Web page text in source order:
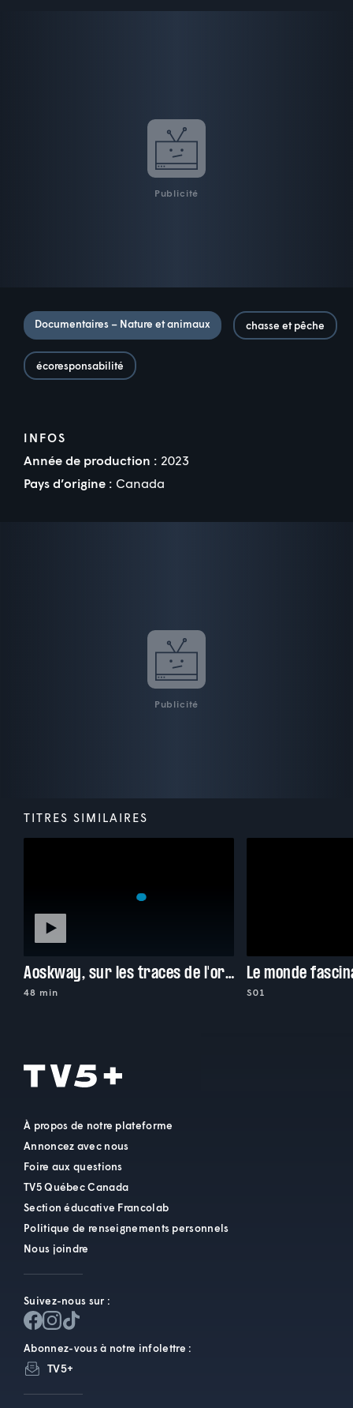
Publicité
Documentaires – Nature et animaux chasse et pêche
écoresponsabilité
INFOS
Année de production : 2023
Pays d’origine : Canada
Publicité
TITRES SIMILAIRES
Aoskway, sur les traces de l'orignal
48 min
Le monde
S01
À propos de notre plateforme
Annoncez avec nous
Foire aux questions
TV5 Québec Canada
Section éducative Francolab
Politique de renseignements personnels
Nous joindre
Suivez-nous sur :
Abonnez-vous à notre infolettre :
TV5+